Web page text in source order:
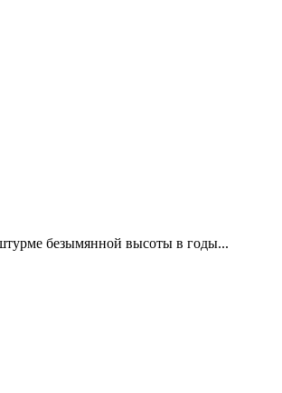
безымянной высоты в годы...